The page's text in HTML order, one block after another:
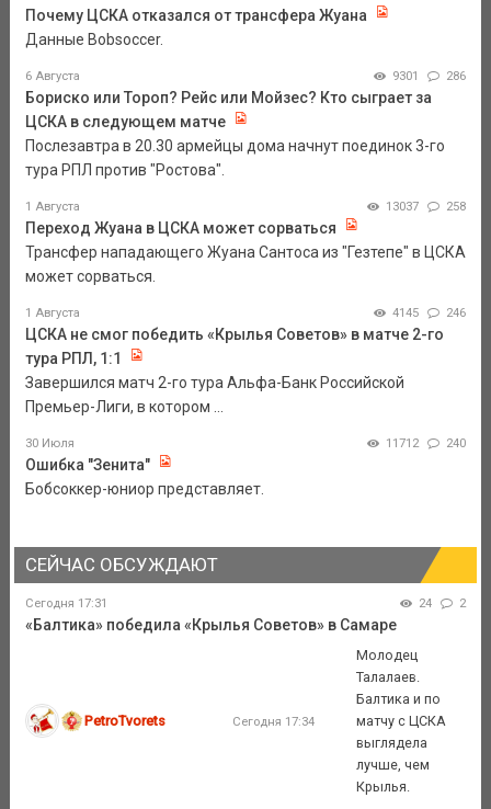
Почему ЦСКА отказался от трансфера Жуана
Данные Bobsoccer.
6 Августа 9301 286
Бориско или Тороп? Рейс или Мойзес? Кто сыграет за
ЦСКА в следующем матче
Послезавтра в 20.30 армейцы дома начнут поединок 3-го
тура РПЛ против "Ростова".
1 Августа 13037 258
Переход Жуана в ЦСКА может сорваться
Трансфер нападающего Жуана Сантоса из "Гезтепе" в ЦСКА
может сорваться.
1 Августа 4145 246
ЦСКА не смог победить «Крылья Советов» в матче 2-го
тура РПЛ, 1:1
Завершился матч 2-го тура Альфа-Банк Российской
Премьер-Лиги, в котором ...
30 Июля 11712 240
Ошибка "Зенита"
Бобсоккер-юниор представляет.
СЕЙЧАС ОБСУЖДАЮТ
Сегодня 17:31 24 2
«Балтика» победила «Крылья Советов» в Самаре
PetroTvorets Сегодня 17:34
Молодец
Талалаев.
Балтика и по
матчу с ЦСКА
выглядела
лучше, чем
Крылья.